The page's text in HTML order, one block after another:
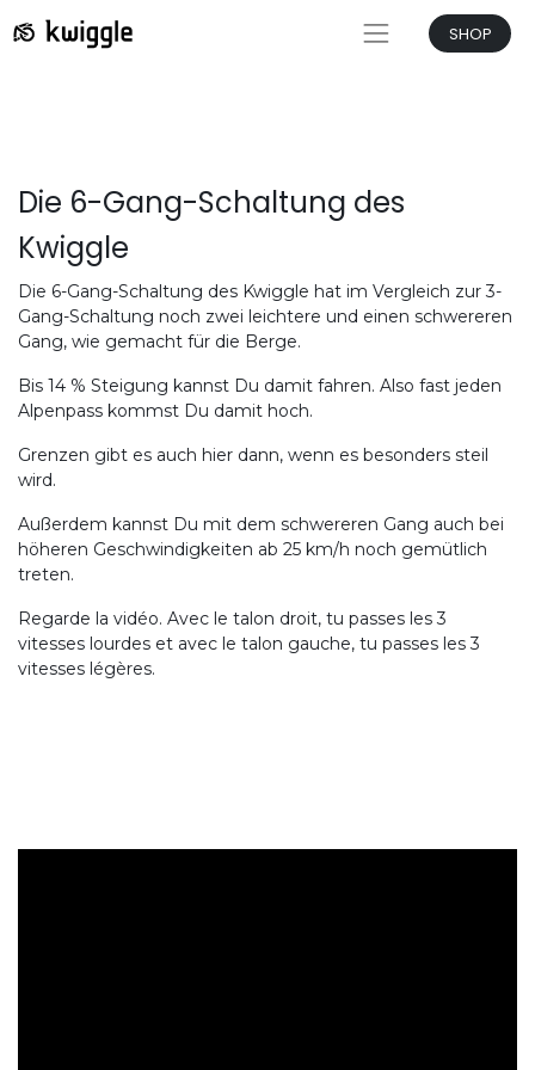
SHOP
Die 6-Gang-Schaltung des
Kwiggle
Die 6-Gang-Schaltung des Kwiggle hat im Vergleich zur 3-
Gang-Schaltung noch zwei leichtere und einen schwereren
Gang, wie gemacht für die Berge.
Bis 14 % Steigung kannst Du damit fahren. Also fast jeden
Alpenpass kommst Du damit hoch.
Grenzen gibt es auch hier dann, wenn es besonders steil
wird.
Außerdem kannst Du mit dem schwereren Gang auch bei
höheren Geschwindigkeiten ab 25 km/h noch gemütlich
treten.
Regarde la vidéo. Avec le talon droit, tu passes les 3
vitesses lourdes et avec le talon gauche, tu passes les 3
vitesses légères.